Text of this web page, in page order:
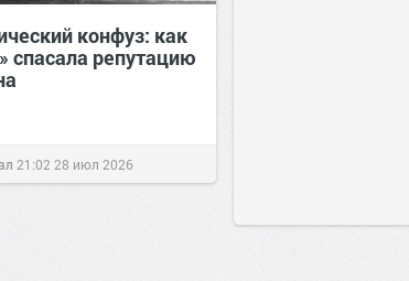
конфуз: как
спасала репутацию
21:02 28 июл 2026